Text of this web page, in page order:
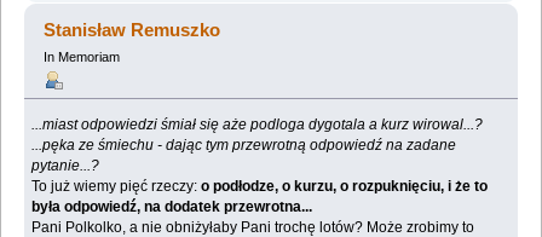
Stanisław Remuszko
In Memoriam
...miast odpowiedzi śmiał się aże podloga dygotala a kurz wirowal...?
...pęka ze śmiechu - dając tym przewrotną odpowiedź na zadane
pytanie...?
To już wiemy pięć rzeczy:o podłodze, o kurzu, o rozpuknięciu, i że to
była odpowiedź, na dodatek przewrotna...
Pani Polkolko, a nie obniżyłaby Pani trochę lotów? Może zrobimy to